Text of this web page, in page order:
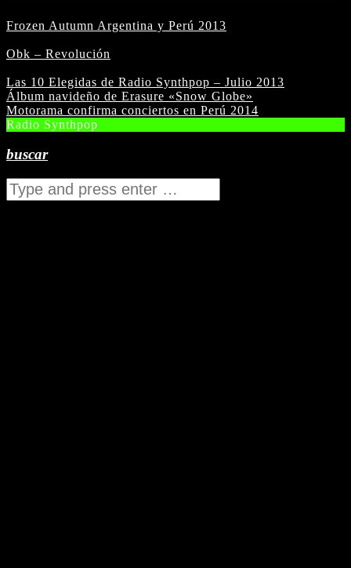
Frozen Autumn Argentina y Perú 2013
Obk – Revolución
Las 10 Elegidas de Radio Synthpop – Julio 2013
Álbum navideño de Erasure «Snow Globe»
Motorama confirma conciertos en Perú 2014
Radio Synthpop
buscar